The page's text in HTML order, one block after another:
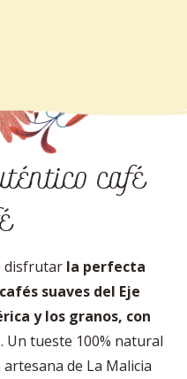
café
disfrutar la perfecta
suaves del Eje
y los granos, con
. Un tueste 100% natural
de La Malicia